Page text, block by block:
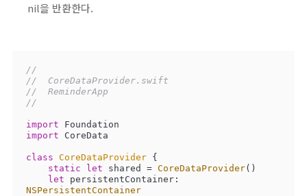
nil을 반환한다.
//
//  CoreDataProvider.swift
//  ReminderApp
//
import
import CoreData
class CoreDataProvider {
static
let shared = CoreDataProvider()
let
NSPersistentContainer